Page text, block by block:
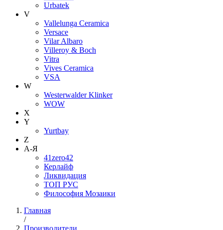
Urbatek
V
Vallelunga Ceramica
Versace
Vilar Albaro
Villeroy & Boch
Vitra
Vives Ceramica
VSA
W
Westerwalder Klinker
WOW
X
Y
Yurtbay
Z
А-Я
41zero42
Керлайф
Ликвидация
ТОП РУС
Философия Мозаики
Главная
/
Производители